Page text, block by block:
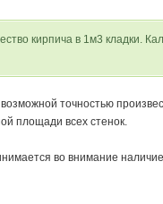
кирпича в 1м3 кладки.
точностью
площади всех стенок.
во внимание